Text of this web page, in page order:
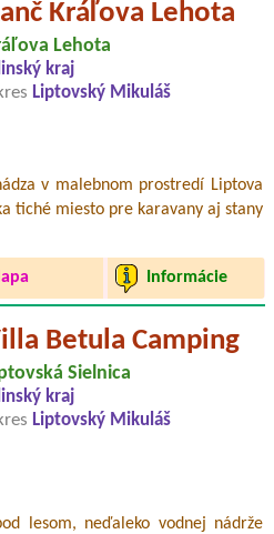
Kráľova Lehota
Lehota
kraj
Liptovský Mikuláš
v malebnom prostredí Liptova
tiché miesto pre karavany aj stany
Informácie
Betula Camping
Sielnica
kraj
Liptovský Mikuláš
lesom, neďaleko vodnej nádrže